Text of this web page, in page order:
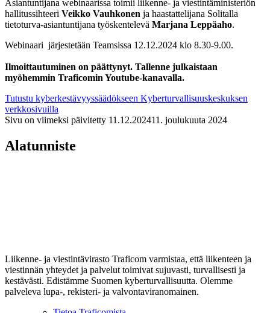
Asiantuntijana webinaarissa toimii liikenne- ja viestintäministeriön
hallitussihteeri Veikko Vauhkonen ja haastattelijana Solitalla
tietoturva-asiantuntijana työskentelevä Marjana Leppäaho.
Webinaari järjestetään Teamsissa 12.12.2024 klo 8.30-9.00.
Ilmoittautuminen on päättynyt. Tallenne julkaistaan
myöhemmin Traficomin Youtube-kanavalla.
Tutustu kyberkestävyyssäädökseen Kyberturvallisuuskeskuksen
verkkosivuilla
Sivu on viimeksi päivitetty 11.12.202411. joulukuuta 2024
Alatunniste
Liikenne- ja viestintävirasto Traficom varmistaa, että liikenteen ja
viestinnän yhteydet ja palvelut toimivat sujuvasti, turvallisesti ja
kestävästi. Edistämme Suomen kyberturvallisuutta. Olemme
palveleva lupa-, rekisteri- ja valvontaviranomainen.